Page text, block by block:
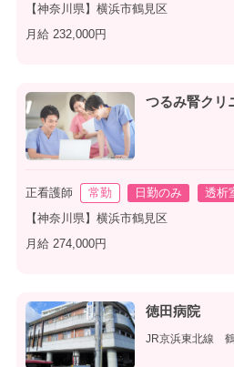
【神奈川県】横浜市鶴見区
月給 232,000円
つるみ腎クリ
正看護師 常勤 日勤のみ 透析
【神奈川県】横浜市鶴見区
月給 274,000円
徳田病院
JR京浜東北線